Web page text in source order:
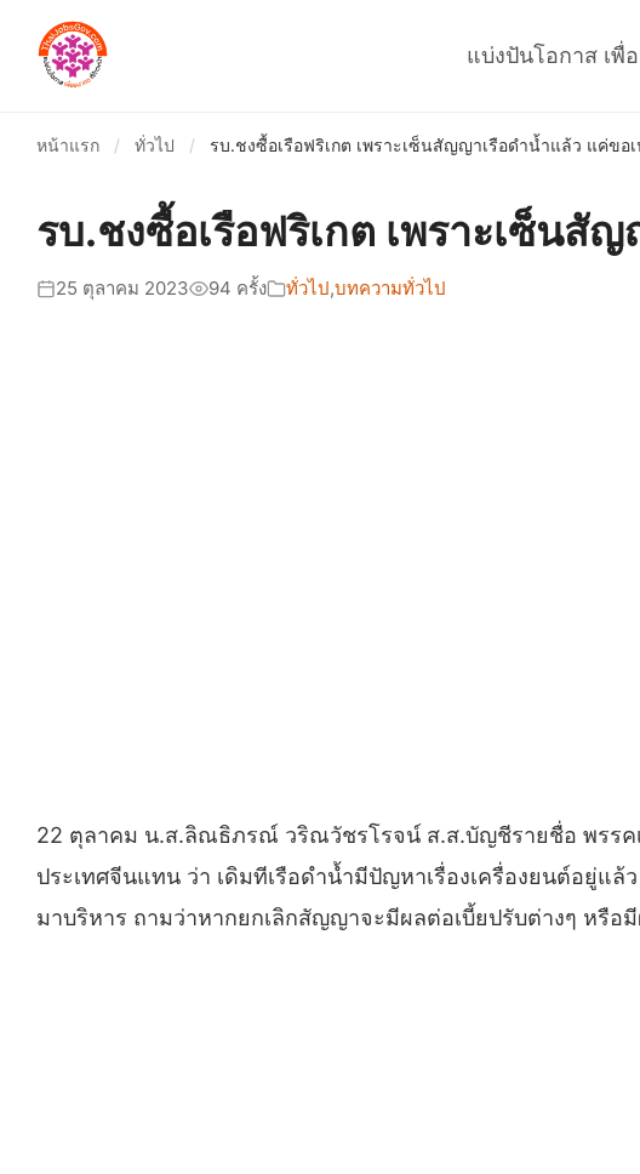
แบ่งปันโอกาส เพื่
หน้าแรก / ทั่วไป / รบ.ชงซื้อเรือฟริเกต เพราะเซ็นสัญญาเรือดำน้ำแล้ว แค่ขอ
รบ.ชงซื้อเรือฟริเกต เพราะเซ็นสั
25 ตุลาคม 2023 94 ครั้ง ทั่วไป,บทความทั่วไป
22 ตุลาคม น.ส.ลิณธิภรณ์ วริณวัชรโรจน์ ส.ส.บัญชีรายชื่อ พรรค
ประเทศจีนแทน ว่า เดิมทีเรือดำน้ำมีปัญหาเรื่องเครื่องยนต์อยู่
มาบริหาร ถามว่าหากยกเลิกสัญญาจะมีผลต่อเบี้ยปรับต่างๆ หรื